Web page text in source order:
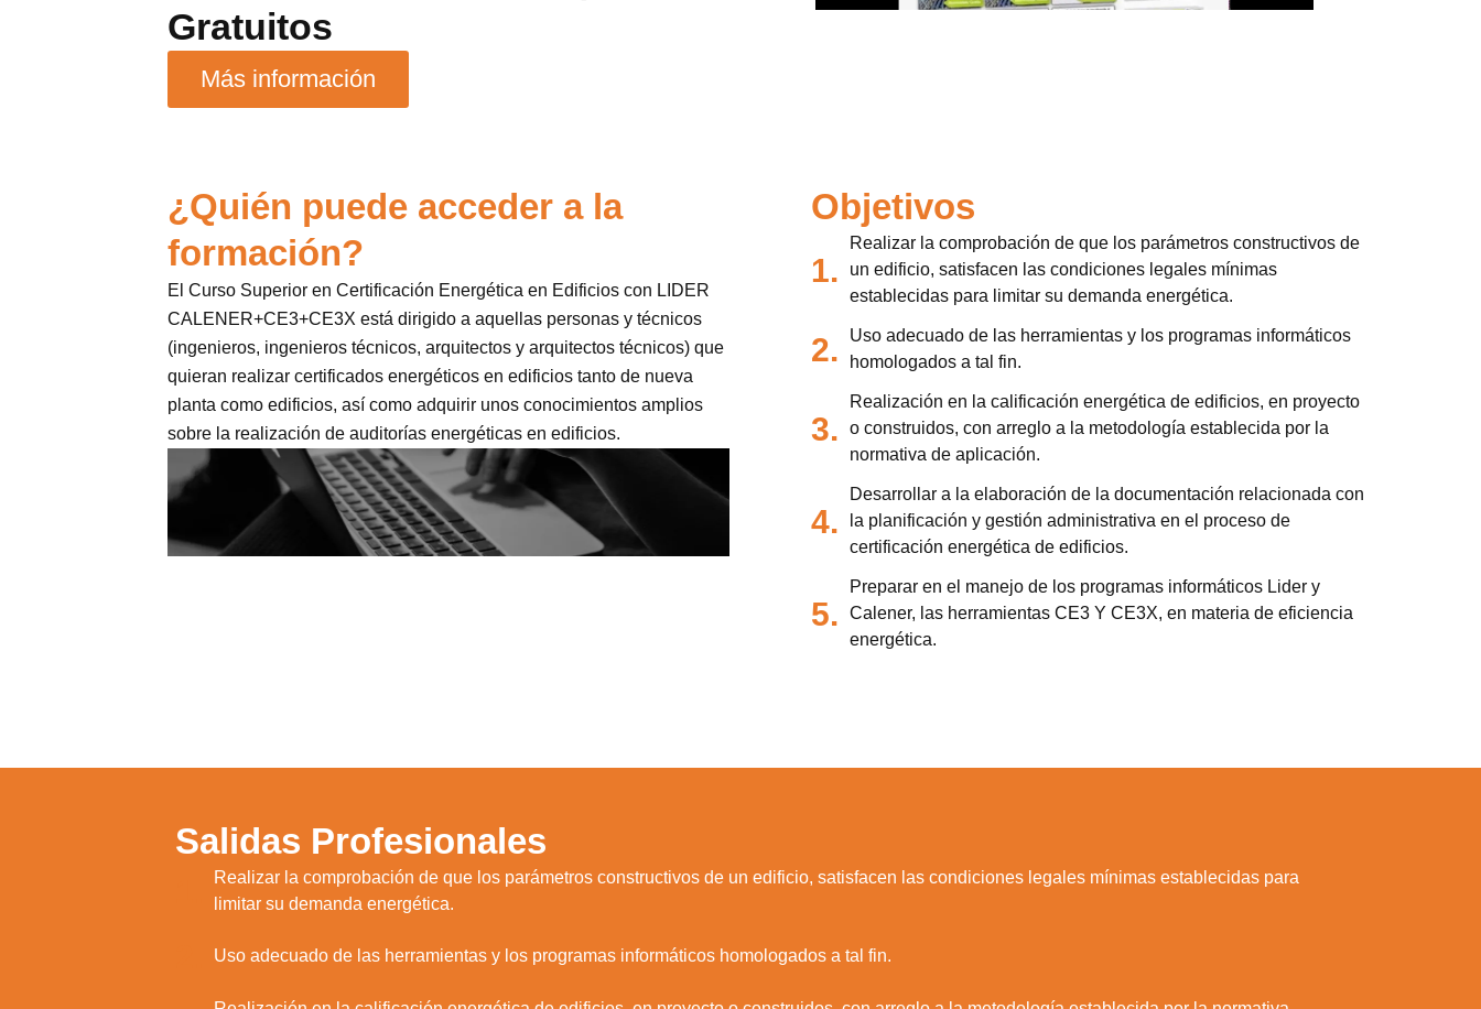
Gratuitos
Más información
¿Quién puede acceder a la
formación?
El Curso Superior en Certificación Energética en Edificios con LIDER
CALENER+CE3+CE3X está dirigido a aquellas personas y técnicos
(ingenieros, ingenieros técnicos, arquitectos y arquitectos técnicos) que
quieran realizar certificados energéticos en edificios tanto de nueva
planta como edificios, así como adquirir unos conocimientos amplios
sobre la realización de auditorías energéticas en edificios.
Objetivos
1.
Realizar la comprobación de que los parámetros constructivos de
un edificio, satisfacen las condiciones legales mínimas
establecidas para limitar su demanda energética.
2.
Uso adecuado de las herramientas y los programas informáticos
homologados a tal fin.
3.
Realización en la calificación energética de edificios, en proyecto
o construidos, con arreglo a la metodología establecida por la
normativa de aplicación.
4.
Desarrollar a la elaboración de la documentación relacionada con
la planificación y gestión administrativa en el proceso de
certificación energética de edificios.
5.
Preparar en el manejo de los programas informáticos Lider y
Calener, las herramientas CE3 Y CE3X, en materia de eficiencia
energética.
Salidas Profesionales
Realizar la comprobación de que los parámetros constructivos de un edificio, satisfacen las condiciones legales mínimas establecidas para
limitar su demanda energética.
Uso adecuado de las herramientas y los programas informáticos homologados a tal fin.